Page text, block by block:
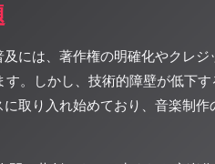
には、著作権の明確化やクレ
。しかし、技術的障壁が低下
取り入れ始めており、音楽制